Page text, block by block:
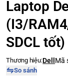
Laptop
(I3/
SDCL tốt)
Thương hiệu:Dell Mã
So sánh